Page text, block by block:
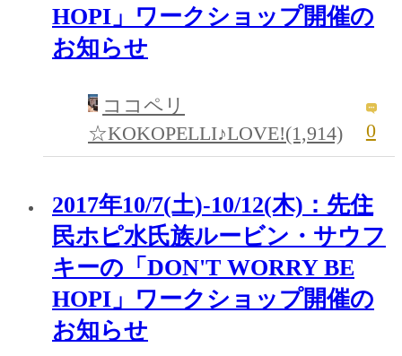
HOPI」ワークショップ開催の
お知らせ
ココペリ
☆KOKOPELLI♪LOVE!(1,914)
0
2017年10/7(土)-10/12(木)：先住
民ホピ水氏族ルービン・サウフ
キーの「DON'T WORRY BE
HOPI」ワークショップ開催の
お知らせ